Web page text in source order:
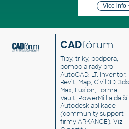
Více info
CADfórum
Tipy, triky, podpora,
pomoc a rady pro
AutoCAD, LT, Inventor,
Revit, Map, Civil 3D, 3ds
Max, Fusion, Forma,
Vault, PowerMill a další
Autodesk aplikace
(community support
firmy ARKANCE). Viz